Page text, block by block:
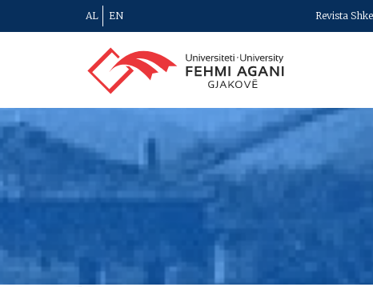
AL EN Revista